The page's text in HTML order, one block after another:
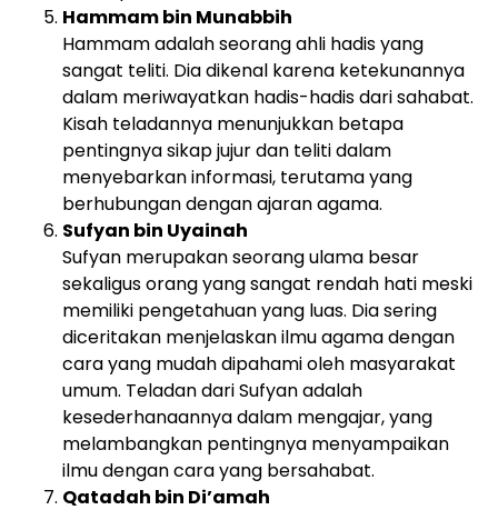
Hammam bin Munabbih
Hammam adalah seorang ahli hadis yang
sangat teliti. Dia dikenal karena ketekunannya
dalam meriwayatkan hadis-hadis dari sahabat.
Kisah teladannya menunjukkan betapa
pentingnya sikap jujur dan teliti dalam
menyebarkan informasi, terutama yang
berhubungan dengan ajaran agama.
Sufyan bin Uyainah
Sufyan merupakan seorang ulama besar
sekaligus orang yang sangat rendah hati meski
memiliki pengetahuan yang luas. Dia sering
diceritakan menjelaskan ilmu agama dengan
cara yang mudah dipahami oleh masyarakat
umum. Teladan dari Sufyan adalah
kesederhanaannya dalam mengajar, yang
melambangkan pentingnya menyampaikan
ilmu dengan cara yang bersahabat.
Qatadah bin Di’amah